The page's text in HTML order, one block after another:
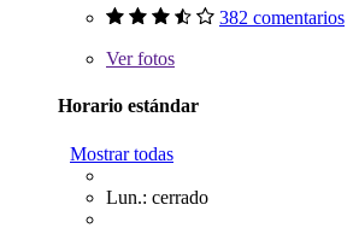
382 comentarios
Verfotos
Horario estándar
Mostrar todas
Lun.: cerrado